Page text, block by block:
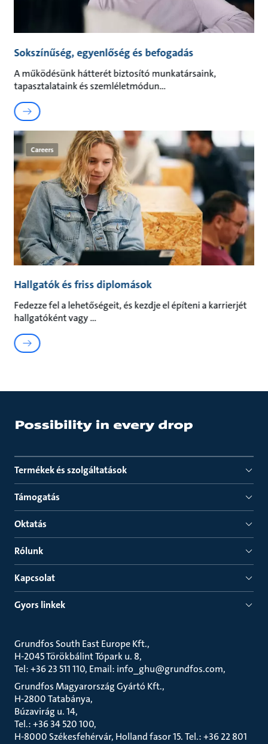
Sokszínűség, egyenlőség és befogadás
A működésünk hátterét biztosító munkatársaink,
tapasztalataink és szemléletmódun
Careers
Hallgatók és friss diplomások
Fedezze fel a lehetőségeit, és kezdje el építeni a karrierjét
hallgatóként vagy
Termékek és szolgáltatások
Támogatás
Oktatás
Rólunk
Kapcsolat
Gyors linkek
Grundfos South East Europe Kft.
H-2045 Törökbálint Tópark u. 8
Tel: +36 23 511 110, Email: info_ghu@grundfos.com
Grundfos Magyarország Gyártó Kft.
H-2800 Tatabánya
Búzavirág u. 14
Tel.: +36 34 520 100
H-8000 Székesfehérvár, Holland fasor 15. Tel.: +36 22 801